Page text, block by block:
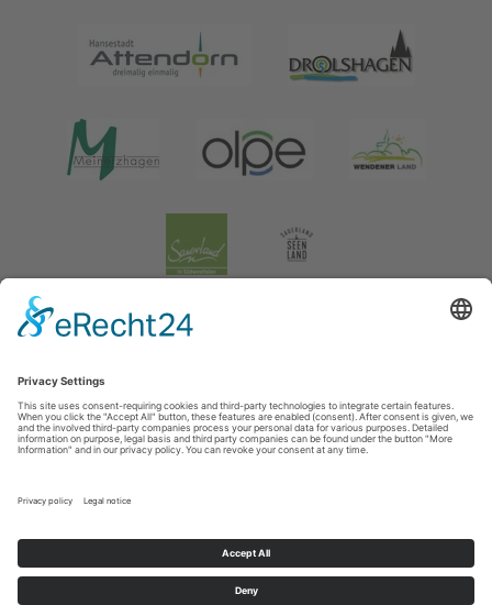
Legal information|data protection|Social media data protection
Tourismusverband Biggesee-Listersee